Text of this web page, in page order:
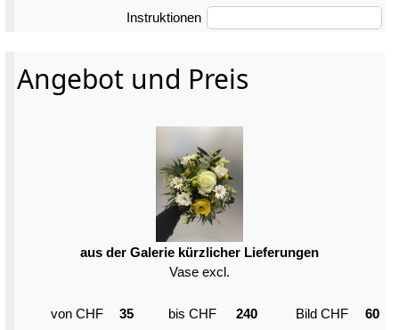
Instruktionen
Angebot und Preis
aus der Galerie kürzlicher Lieferungen
Vase excl.
von CHF 35 bis CHF 240 Bild CHF 60